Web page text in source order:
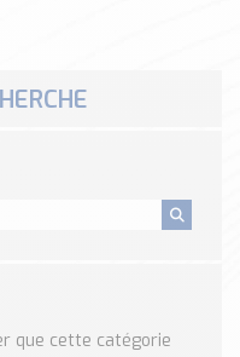
que cette catégorie